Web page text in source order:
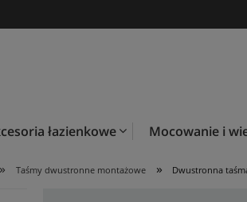
łazienkowe Mocowanie i
» Taśmy dwustronne montażowe » Dwustronna